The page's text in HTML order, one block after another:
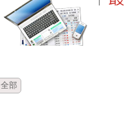
全部